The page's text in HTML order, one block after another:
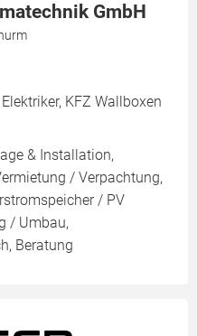
GmbH
KFZ Wallboxen
& Installation,
/ Verpachtung,
/ PV
/ Umbau,
Beratung